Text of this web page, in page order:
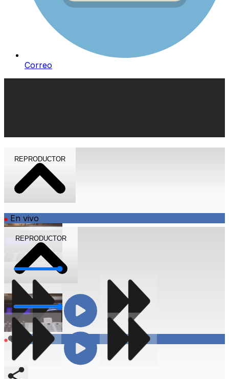
Correo
REPRODUCTOR
En vivo
Volumen
Compartir
REPRODUCTOR
En vivo
Volumen
Compartir